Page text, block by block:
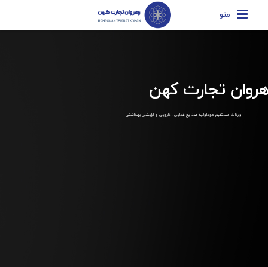
منو
تجارت کهن
واردات مستقیم مواداولیه صنایع غذایی ، دارویی و آرایشی بهداشتی